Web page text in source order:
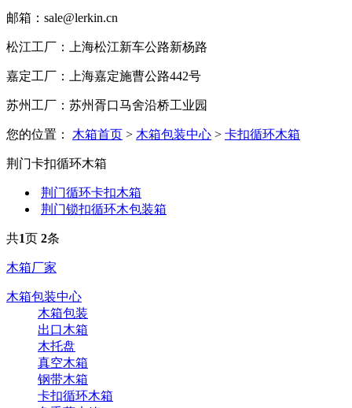
邮箱：sale@lerkin.cn
松江工厂：上海松江新车公路新杨路
嘉定工厂：上海嘉定施曹公路442号
苏州工厂：苏州胥口马舍沿桥工业园
您的位置： 木箱首页 > 木箱包装中心 > 卡扣循环木箱
荆门卡扣循环木箱
荆门循环卡扣木箱
荆门锁扣循环木包装箱
共1页 2条
木箱厂家
木箱包装中心
木箱包装
出口木箱
木托盘
真空木箱
钢带木箱
卡扣循环木箱